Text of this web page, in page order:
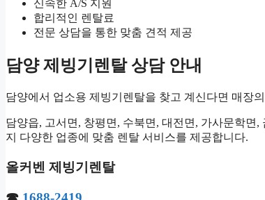
신속한 A/S 지원
합리적인 렌탈료
전문 상담을 통한 맞춤 견적 제공
담양 제빙기렌탈 상담 안내
담양에서 업소용 제빙기렌탈을 찾고 계신다면 매장
담양읍, 고서면, 창평면, 수북면, 대전면, 가사문학면,
지 다양한 업종에 맞춤 렌탈 서비스를 제공합니다.
올커벤 제빙기렌탈